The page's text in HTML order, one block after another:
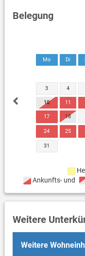
Belegung
Mo Di
3 4
10 11
17 18
24 25
31
Ankunfts- und
Weitere
Weitere